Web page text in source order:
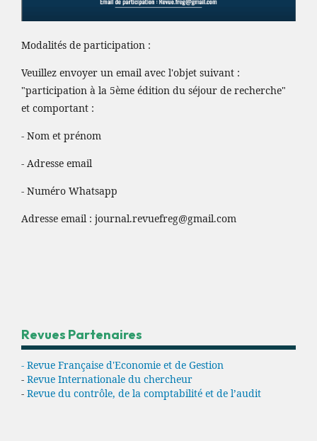
Modalités de participation :
Veuillez envoyer un email avec l'objet suivant :
"participation à la 5ème édition du séjour de recherche"
et comportant :
- Nom et prénom
- Adresse email
- Numéro Whatsapp
Adresse email : journal.revuefreg@gmail.com
Revues Partenaires
- Revue Française d'Economie et de Gestion
- Revue Internationale du chercheur
- Revue du contrôle, de la comptabilité et de l’audit